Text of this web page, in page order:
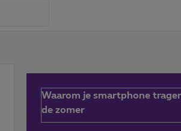
Waarom je smartphone
de zomer